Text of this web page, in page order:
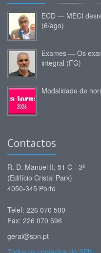
ECD — MECI
(6/ago)
Exames — Os
integral (FG)
Modalidade de
Contactos
R. D. Manuel II, 51 C - 3º
(Edifício Cristal Park)
4050-345 Porto
Telef: 226 070 500
Fax: 226 070 596
geral@spn.pt